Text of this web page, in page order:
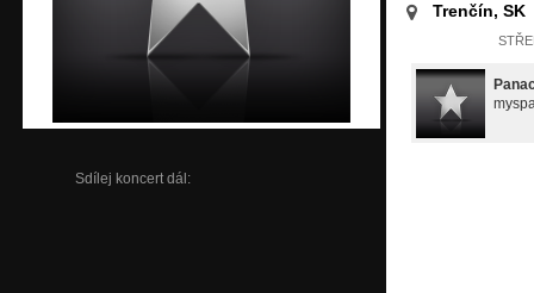
Sdílej koncert dál:
Trenčín, SK